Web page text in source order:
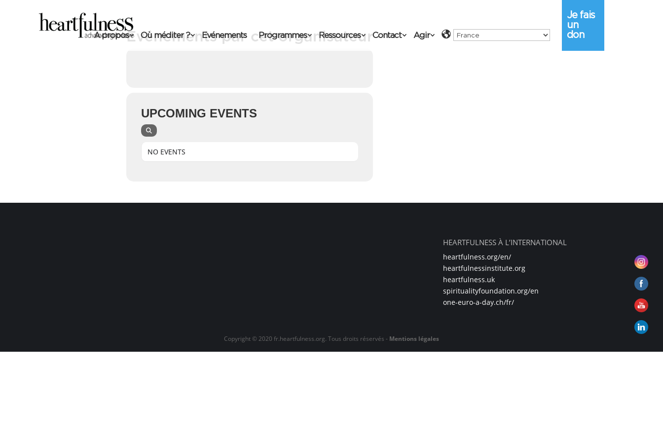
A propos Où méditer ? Evénements Programmes Ressources Contact Agir
Je fais
un
don
Événements par cet organisateur
UPCOMING EVENTS
NO EVENTS
HEARTFULNESS À L’INTERNATIONAL
heartfulness.org/en/
heartfulnessinstitute.org
heartfulness.uk
spiritualityfoundation.org/en
one-euro-a-day.ch/fr/
Copyright © 2020 fr.heartfulness.org. Tous droits réservés - Mentions légales